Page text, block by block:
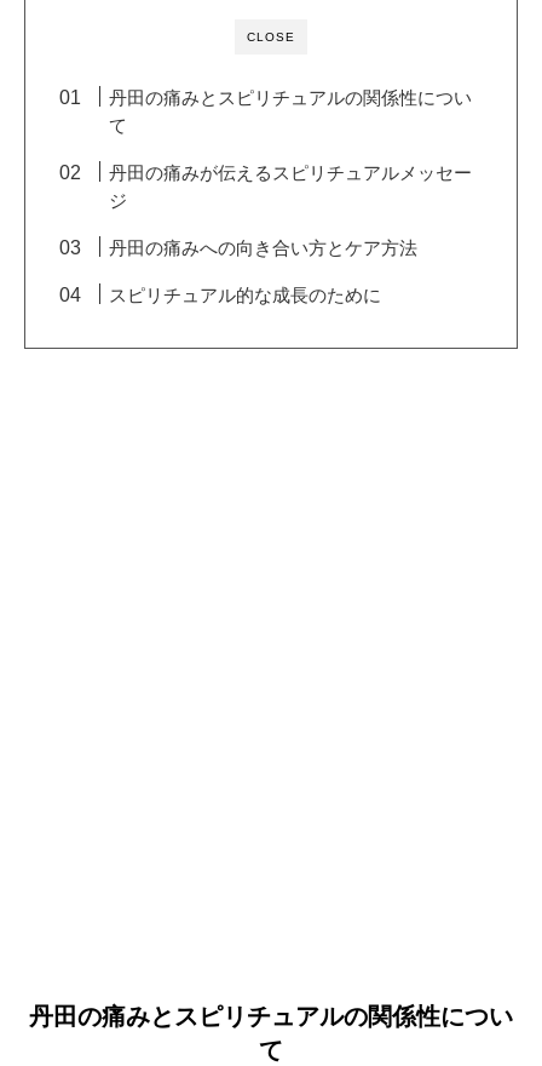
CLOSE
丹田の痛みとスピリチュアルの関係性につい
て
丹田の痛みが伝えるスピリチュアルメッセー
ジ
丹田の痛みへの向き合い方とケア方法
スピリチュアル的な成長のために
丹田の痛みとスピリチュアルの関係性につい
て